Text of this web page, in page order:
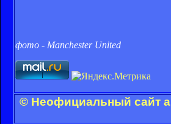
фото - Manchester United
© Неофициальный сайт